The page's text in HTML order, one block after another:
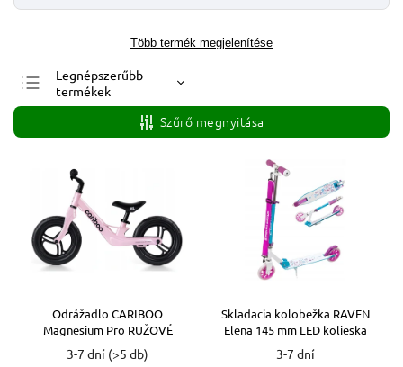
Több termék megjelenítése
Legnépszerűbb
termékek
Legolcsóbb elöl
Legdrágább
ABC szerint
Szűrő megnyitása
Odrážadlo CARIBOO
Magnesium Pro RUŽOVÉ
3-7 dní (>5 db)
Skladacia kolobežka RAVEN
Elena 145 mm LED kolieska
3-7 dní